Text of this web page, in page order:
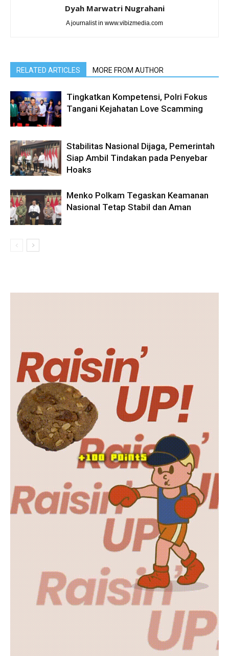
Dyah Marwatri Nugrahani
A journalist in www.vibizmedia.com
RELATED ARTICLES MORE FROM AUTHOR
Tingkatkan Kompetensi, Polri Fokus
Tangani Kejahatan Love Scamming
Stabilitas Nasional Dijaga, Pemerintah
Siap Ambil Tindakan pada Penyebar
Hoaks
Menko Polkam Tegaskan Keamanan
Nasional Tetap Stabil dan Aman